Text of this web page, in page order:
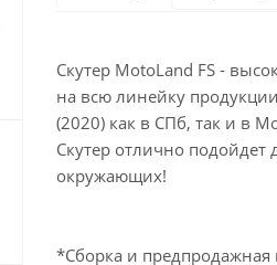
Скутер MotoLand FS -
на всю линейку
(2020) как в СПб, так и в
Скутер отлично подойдет
окружающих!
*Сборка и предпродажная